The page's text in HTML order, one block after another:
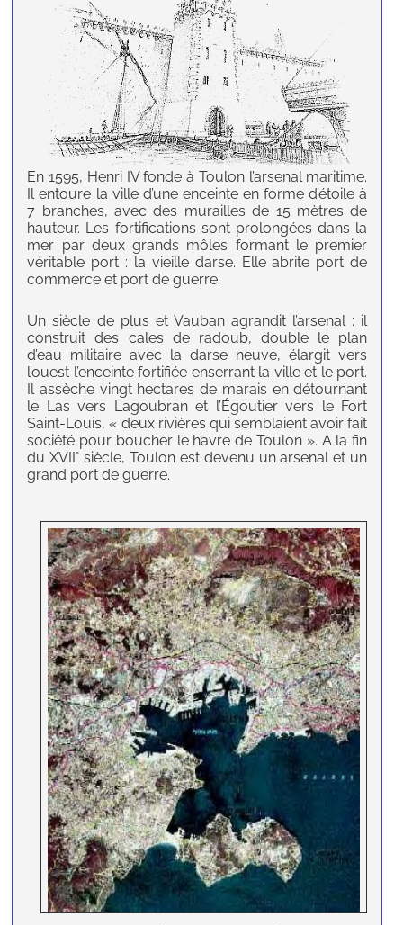
En 1595, Henri IV fonde à Toulon l’arsenal maritime.
Il entoure la ville d’une enceinte en forme d’étoile à
7 branches, avec des murailles de 15 mètres de
hauteur. Les fortifications sont prolongées dans la
mer par deux grands môles formant le premier
véritable port : la vieille darse. Elle abrite port de
commerce et port de guerre.
Un siècle de plus et Vauban agrandit l’arsenal : il
construit des cales de radoub, double le plan
d’eau militaire avec la darse neuve, élargit vers
l’ouest l’enceinte fortifiée enserrant la ville et le port.
Il assèche vingt hectares de marais en détournant
le Las vers Lagoubran et l’Égoutier vers le Fort
Saint-Louis, « deux rivières qui semblaient avoir fait
société pour boucher le havre de Toulon ». A la fin
du XVII° siècle, Toulon est devenu un arsenal et un
grand port de guerre.